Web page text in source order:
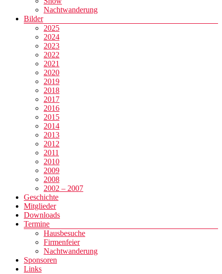
Nachtwanderung
Bilder
2025
2024
2023
2022
2021
2020
2019
2018
2017
2016
2015
2014
2013
2012
2011
2010
2009
2008
2002 – 2007
Geschichte
Mitglieder
Downloads
Termine
Hausbesuche
Firmenfeier
Nachtwanderung
Sponsoren
Links